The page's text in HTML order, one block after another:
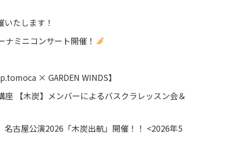
たします！
ミニコンサート開催！
× GARDEN WINDS】
【木炭】メンバーによるバスクラレッスン会＆
古屋公演2026「木炭出航」開催！！ <2026年5